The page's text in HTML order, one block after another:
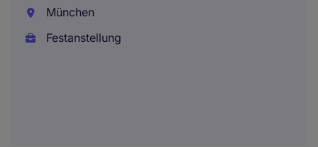
München
Festanstellung